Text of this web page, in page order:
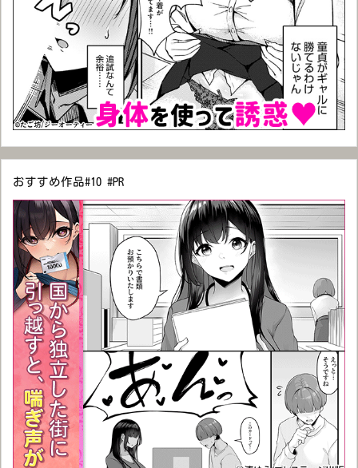
おすすめ作品#10 #PR